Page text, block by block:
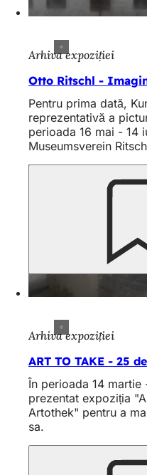
Arhiva expoziției
Otto Ritschl -
Pentru prima dată,
reprezentativă a
perioada 16 mai - 14
Museumsverein
Arhiva expoziției
ART TO TAKE - 25
În perioada 14 martie
prezentat expoziția
Artothek" pentru a
sa.